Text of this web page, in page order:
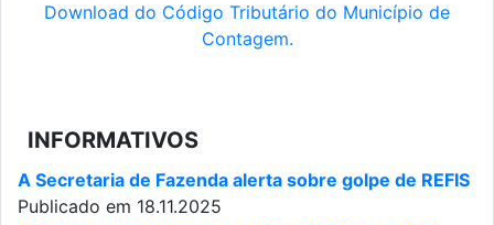
Download do Código Tributário do Município de
Contagem.
INFORMATIVOS
A Secretaria de Fazenda alerta sobre golpe de REFIS
Publicado em 18.11.2025